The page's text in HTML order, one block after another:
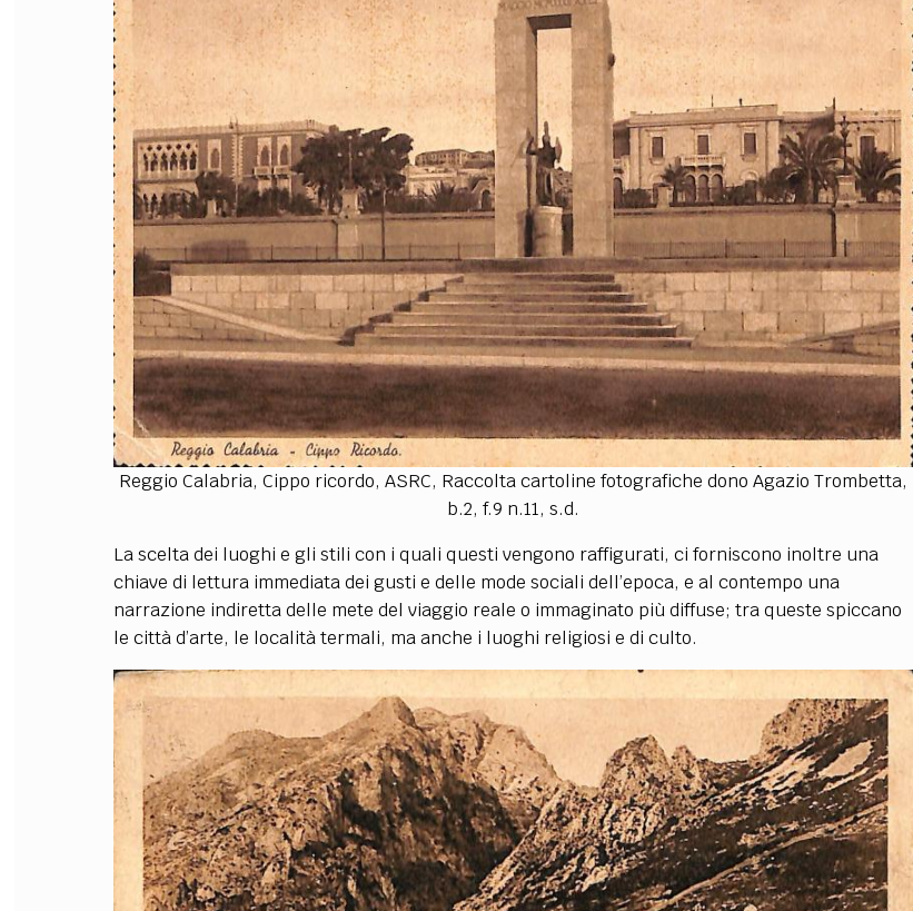
Reggio Calabria, Cippo ricordo, ASRC, Raccolta cartoline fotografiche dono Agazio Trombetta,
b.2, f.9 n.11, s.d.
La scelta dei luoghi e gli stili con i quali questi vengono raffigurati, ci forniscono inoltre una
chiave di lettura immediata dei gusti e delle mode sociali dell’epoca, e al contempo una
narrazione indiretta delle mete del viaggio reale o immaginato più diffuse; tra queste spiccano
le città d’arte, le località termali, ma anche i luoghi religiosi e di culto.